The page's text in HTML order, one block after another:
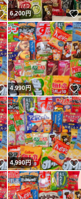
いいね！
6,200円
いいね！
4,990円
いいね！
4,990円